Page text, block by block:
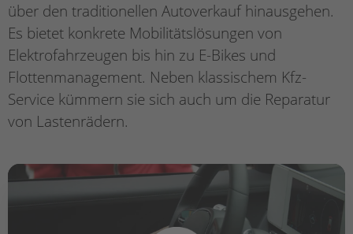
über den traditionellen Autoverkauf hinausgehen.
Es bietet konkrete Mobilitätslösungen von
Elektrofahrzeugen bis hin zu E-Bikes und
Flottenmanagement. Neben klassischem Kfz-
Service kümmern sie sich auch um die Reparatur
von Lastenrädern.